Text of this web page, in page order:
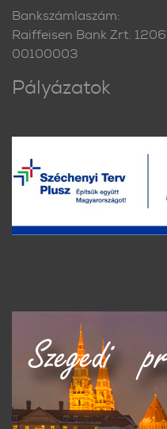
Bankszámlaszám:
Raiffeisen Bank Zrt.
00100003
Pályázatok